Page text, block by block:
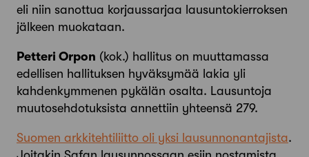
eli niin sanottua korjaussarjaa lausuntokierroksen
jälkeen muokataan.
Petteri Orpon (kok.) hallitus on muuttamassa
edellisen hallituksen hyväksymää lakia yli
kahdenkymmenen pykälän osalta. Lausuntoja
muutosehdotuksista annettiin yhteensä 279.
Suomen arkkitehtiliitto oli yksi lausunnonantajista.